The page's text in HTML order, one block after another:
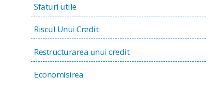
Sfaturi utile
Riscul Unui Credit
Restructurarea unui credit
Economisirea